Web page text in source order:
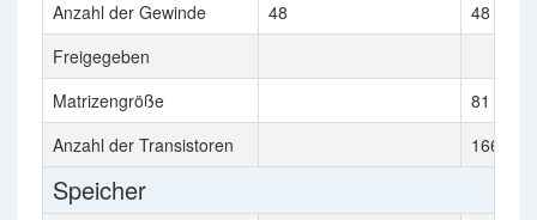
Anzahl der Gewinde
48
48
Freigegeben
Matrizengröße
81 mm²
Anzahl der Transistoren
16600
Speicher